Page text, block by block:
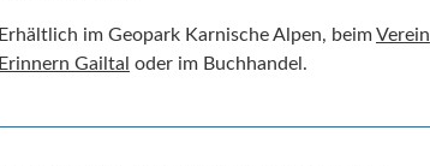
Erhältlich im Geopark Karnische Alpen, beimVerein
Erinnern Gailtal oder im Buchhandel.